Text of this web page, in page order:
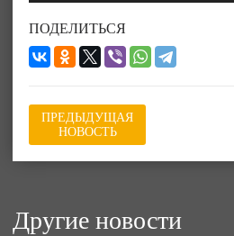
ПОДЕЛИТЬСЯ
ПРЕДЫДУЩАЯ
НОВОСТЬ
Другие новости